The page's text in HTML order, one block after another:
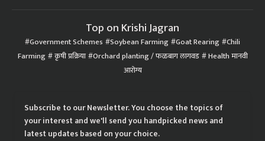
Top on Krishi Jagran
Government Schemes Soybean Farming Goat Rearing Chili
Farming कृषी प्रक्रिया Orchard planting / फळबाग लागवड Health मानवी
आरोग्य
Subscribe to our Newsletter. You choose the topics of
your interest and we'll send you handpicked news and
latest updates based on your choice.